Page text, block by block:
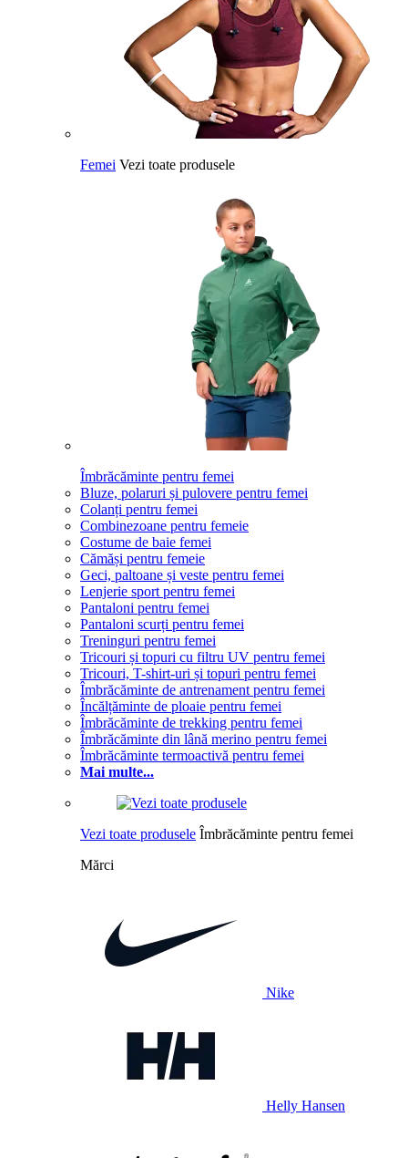
Femei Vezi toate produsele
Îmbrăcăminte pentru femei
Bluze, polaruri și pulovere pentru femei
Colanți pentru femei
Combinezoane pentru femeie
Costume de baie femei
Cămăși pentru femeie
Geci, paltoane și veste pentru femei
Lenjerie sport pentru femei
Pantaloni pentru femei
Pantaloni scurți pentru femei
Treninguri pentru femei
Tricouri și topuri cu filtru UV pentru femei
Tricouri, T-shirt-uri și topuri pentru femei
Îmbrăcăminte de antrenament pentru femei
Încălțăminte de ploaie pentru femei
Îmbrăcăminte de trekking pentru femei
Îmbrăcăminte din lână merino pentru femei
Îmbrăcăminte termoactivă pentru femei
Mai multe...
Vezi toate produsele Îmbrăcăminte pentru femei
Mărci
Nike
Helly Hansen